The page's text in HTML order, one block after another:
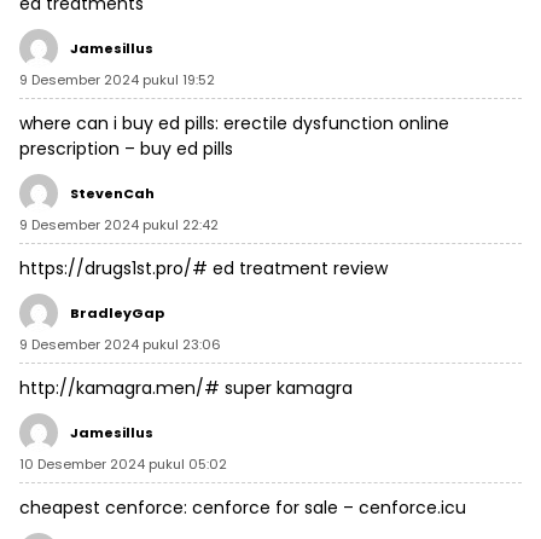
Jamesillus
9 Desember 2024 pukul 19:52
where can i buy ed pills: erectile dysfunction online
prescription – buy ed pills
StevenCah
9 Desember 2024 pukul 22:42
https://drugs1st.pro/# ed treatment review
BradleyGap
9 Desember 2024 pukul 23:06
http://kamagra.men/# super kamagra
Jamesillus
10 Desember 2024 pukul 05:02
cheapest cenforce: cenforce for sale – cenforce.icu